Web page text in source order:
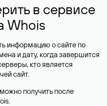
в сервисе
Whois
информацию о сайте по
и дату, когда завершится
кто является
сайт.
получить после